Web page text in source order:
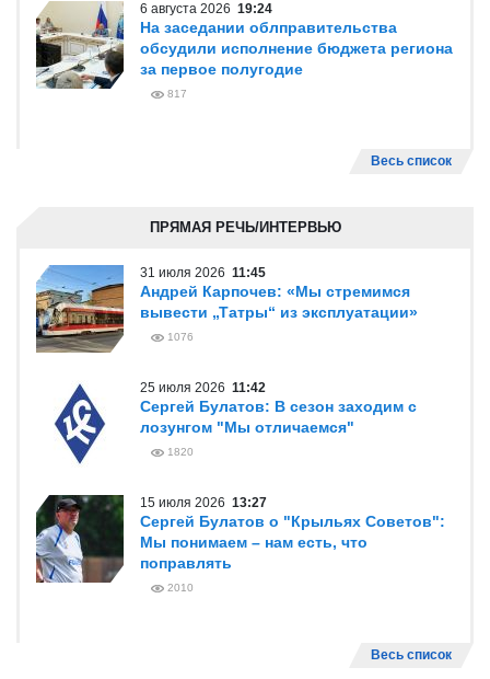
6 августа 2026 19:24
На заседании облправительства
обсудили исполнение бюджета региона
за первое полугодие
817
Весь список
ПРЯМАЯ РЕЧЬ/ИНТЕРВЬЮ
31 июля 2026 11:45
Андрей Карпочев: «Мы стремимся
вывести „Татры“ из эксплуатации»
1076
25 июля 2026 11:42
Сергей Булатов: В сезон заходим с
лозунгом "Мы отличаемся"
1820
15 июля 2026 13:27
Сергей Булатов о "Крыльях Советов":
Мы понимаем – нам есть, что
поправлять
2010
Весь список